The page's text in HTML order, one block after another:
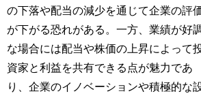
の下落や配当の減少を通じて企業の評
が下がる恐れがある。一方、業績が好
な場合には配当や株価の上昇によって
資家と利益を共有できる点が魅力であ
り、企業のイノベーションや積極的な